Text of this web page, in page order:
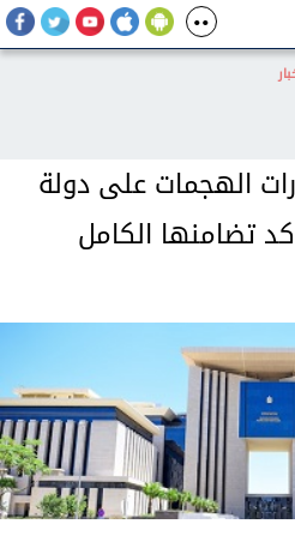
الهجمات على دولة
تضامنها الكامل